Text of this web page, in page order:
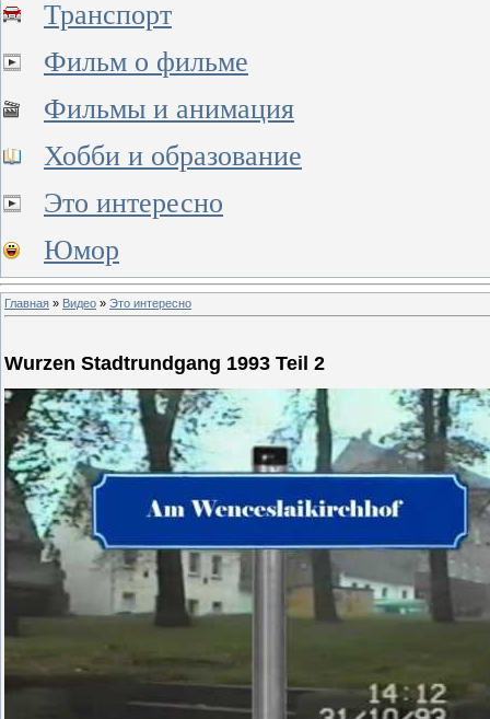
Транспорт
Фильм о фильме
Фильмы и анимация
Хобби и образование
Это интересно
Юмор
Главная » Видео » Это интересно
Wurzen Stadtrundgang 1993 Teil 2